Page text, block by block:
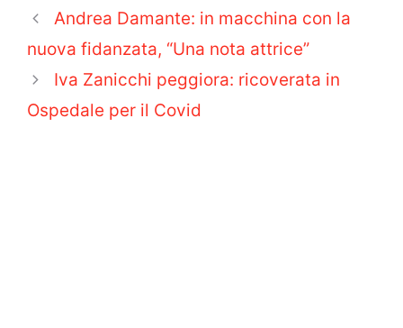
Andrea Damante: in macchina con la
nuova fidanzata, “Una nota attrice”
Iva Zanicchi peggiora: ricoverata in
Ospedale per il Covid